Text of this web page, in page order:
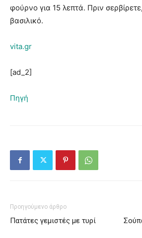
φούρνο για 15 λεπτά. Πριν
βασιλικό.
vita.gr
[ad_2]
Πηγή
Προηγούμενο άρθρο
Πατάτες γεμιστές με τυρί